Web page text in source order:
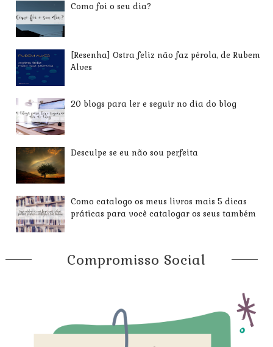
Como foi o seu dia?
[Resenha] Ostra feliz não faz pérola, de Rubem
Alves
20 blogs para ler e seguir no dia do blog
Desculpe se eu não sou perfeita
Como catalogo os meus livros mais 5 dicas
práticas para você catalogar os seus também
Compromisso Social